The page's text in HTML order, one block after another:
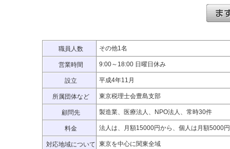
職員人数 その他1名
営業時間 9:00～18:00 日曜日休み
設立 平成4年11月
所属団体など 東京税理士会豊島支部
顧問先 製造業、医療法人、NPO法人、常時30件
料金 法人は、月額15000円から、個人は月額5000
対応地域について 東京を中心に関東全域